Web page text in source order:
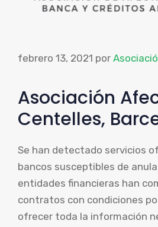
febrero 13, 2021 por
Asociación
Centelles,
Se han detectado servicios
bancos susceptibles de
entidades financieras han
contratos con condiciones
ofrecer toda la información